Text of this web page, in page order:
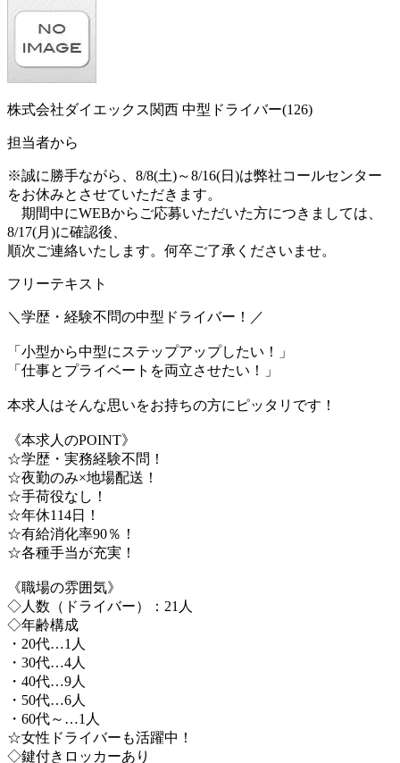
株式会社ダイエックス関西 中型ドライバー(126)
担当者から
※誠に勝手ながら、8/8(土)～8/16(日)は弊社コールセンター
をお休みとさせていただきます。
期間中にWEBからご応募いただいた方につきましては、
8/17(月)に確認後、
順次ご連絡いたします。何卒ご了承くださいませ。
フリーテキスト
＼学歴・経験不問の中型ドライバー！／
「小型から中型にステップアップしたい！」
「仕事とプライベートを両立させたい！」
本求人はそんな思いをお持ちの方にピッタリです！
《本求人のPOINT》
☆学歴・実務経験不問！
☆夜勤のみ×地場配送！
☆手荷役なし！
☆年休114日！
☆有給消化率90％！
☆各種手当が充実！
《職場の雰囲気》
◇人数（ドライバー）：21人
◇年齢構成
・20代…1人
・30代…4人
・40代…9人
・50代…6人
・60代～…1人
☆女性ドライバーも活躍中！
◇鍵付きロッカーあり